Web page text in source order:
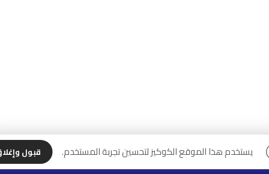
يستخدم هذا الموقع الكوكيز لتحسين تجربة المستخدم. قبول